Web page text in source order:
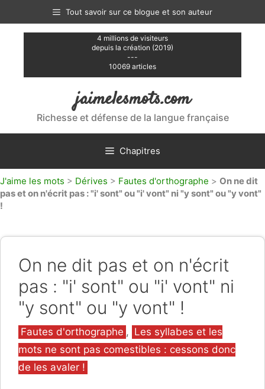
contenu
Tout savoir sur ce blogue et son auteur
4 millions de visiteurs
depuis la création (2019)
---
10069 articles
jaimelesmots.com
Richesse et défense de la langue française
Chapitres
J'aime les mots > Dérives > Fautes d'orthographe > On ne dit
pas et on n'écrit pas : "i' sont" ou "i' vont" ni "y sont" ou "y vont"
!
On ne dit pas et on n'écrit
pas : "i' sont" ou "i' vont" ni
"y sont" ou "y vont" !
Catégories
Fautes d'orthographe , Les syllabes et les
mots ne sont pas comestibles : cessons donc
de les avaler !